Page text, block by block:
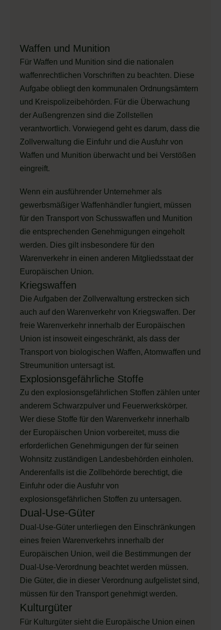
Waffen und Munition
Für Waffen und Munition sind die nationalen
waffenrechtlichen Vorschriften zu beachten. Diese
Aufgabe obliegt den kommunalen Ordnungsämtern
und Kreispolizeibehörden. Für die Überwachung
der Außengrenzen sind die Zollstellen
verantwortlich. Vorwiegend geht es darum, dass die
Zollverwaltung die Einfuhr und die Ausfuhr von
Waffen und Munition überwacht und bei Verstößen
eingreift.
Wenn ein ausführender Unternehmer als
gewerbsmäßiger Waffenhändler fungiert, müssen
für den Transport von Schusswaffen und Munition
die entsprechenden Genehmigungen eingeholt
werden. Dies gilt insbesondere für den
Warenverkehr in einen anderen Mitgliedsstaat der
Europäischen Union.
Kriegswaffen
Die Aufgaben der Zollverwaltung erstrecken sich
auch auf den Warenverkehr von Kriegswaffen. Der
freie Warenverkehr innerhalb der Europäischen
Union ist insoweit eingeschränkt, als dass der
Transport von biologischen Waffen, Atomwaffen und
Streumunition untersagt ist.
Explosionsgefährliche Stoffe
Zu den explosionsgefährlichen Stoffen zählen unter
anderem Schwarzpulver und Feuerwerkskörper.
Wer diese Stoffe für den Warenverkehr innerhalb
der Europäischen Union vorbereitet, muss die
erforderlichen Genehmigungen der für seinen
Wohnsitz zuständigen Landesbehörden einholen.
Anderenfalls ist die Zollbehörde berechtigt, die
Einfuhr oder die Ausfuhr von
explosionsgefährlichen Stoffen zu untersagen.
Dual-Use-Güter
Dual-Use-Güter unterliegen den Einschränkungen
eines freien Warenverkehrs innerhalb der
Europäischen Union, weil die Bestimmungen der
Dual-Use-Verordnung beachtet werden müssen.
Die Güter, die in dieser Verordnung aufgelistet sind,
müssen für den Transport genehmigt werden.
Kulturgüter
Für Kulturgüter sieht die Europäische Union einen